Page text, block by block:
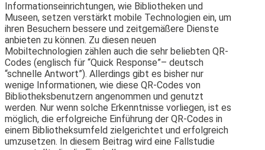
Informationseinrichtungen, wie Bibliotheken und
Museen, setzen verstärkt mobile Technologien ein, um
ihren Besuchern bessere und zeitgemäßere Dienste
anbieten zu können. Zu diesen neuen
Mobiltechnologien zählen auch die sehr beliebten QR-
Codes (englisch für “Quick Response”– deutsch
“schnelle Antwort”). Allerdings gibt es bisher nur
wenige Informationen, wie diese QR-Codes von
Bibliotheksbenutzern angenommen und genutzt
werden. Nur wenn solche Erkenntnisse vorliegen, ist es
möglich, die erfolgreiche Einführung der QR-Codes in
einem Bibliotheksumfeld zielgerichtet und erfolgreich
umzusetzen. In diesem Beitrag wird eine Fallstudie